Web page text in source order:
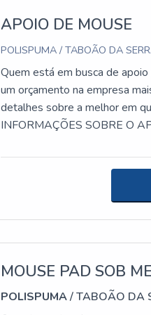
APOIO DE MOUSE
POLISPUMA / TABOÃO DA
Quem está em busca de
um orçamento na empresa
detalhes sobre a melhor em
INFORMAÇÕES SOBRE O
grande know-how focado em
ergonômico, a companhia
importante lembrar que o
especializadas. Esse tipo de
que não cumprem com suas
MOUSE PAD SOB
POLISPUMA/ TABOÃO DA